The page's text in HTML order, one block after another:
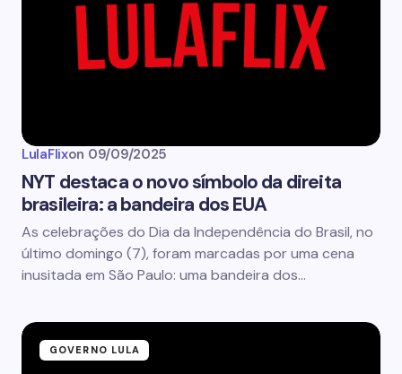
LulaFlixon 09/09/2025
NYT destaca o novo símbolo da direita
brasileira: a bandeira dos EUA
As celebrações do Dia da Independência do Brasil, no
último domingo (7), foram marcadas por uma cena
inusitada em São Paulo: uma bandeira dos…
GOVERNO LULA